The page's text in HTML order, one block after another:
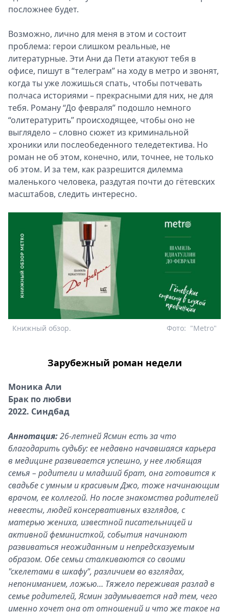
посложнее будет.
Возможно, лично для меня в этом и состоит
проблема: герои слишком реальные, не
литературные. Эти Ани да Пети атакуют тебя в
офисе, пишут в “телеграм” на ходу в метро и звонят,
когда ты уже ложишься спать, чтобы потчевать
полчаса историями – прекрасными для них, не для
тебя. Роману “До февраля” подошло немного
“олитературить” происходящее, чтобы оно не
выглядело – словно сюжет из криминальной
хроники или послеобеденного теледетектива. Но
роман не об этом, конечно, или, точнее, не только
об этом. И за тем, как разрешится дилемма
маленького человека, раздутая почти до гётевских
масштабов, следить интересно.
Книжный обзор. "Metro"
Фото:
Зарубежный роман недели
Моника Али
Брак по любви
2022. Синдбад
Аннотация:26-летней Ясмин есть за что
благодарить судьбу: ее недавно начавшаяся карьера
в медицине развивается успешно, у нее любящая
семья – родители и младший брат, она готовится к
свадьбе с умным и красивым Джо, тоже начинающим
врачом, ее коллегой. Но после знакомства родителей
невесты, людей консервативных взглядов, с
матерью жениха, известной писательницей и
активной феминисткой, события начинают
развиваться неожиданным и непредсказуемым
образом. Обе семьи сталкиваются со своими
"скелетами в шкафу", различием во взглядах,
непониманием, ложью… Тяжело переживая разлад в
семье родителей, Ясмин задумывается над тем, чего
именно хочет она от отношений и что же такое на